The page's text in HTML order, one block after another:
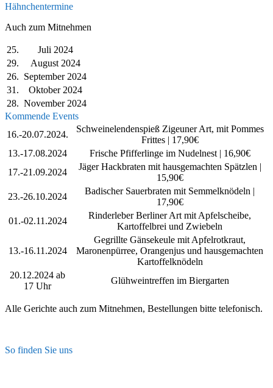
Hähnchentermine
Auch zum Mitnehmen
25.
Juli 2024
29.
August 2024
26. September 2024
31.
Oktober 2024
28. November 2024
Kommende Events
16.-20.07.2024.
Schweinelendenspieß Zigeuner Art, mit Pommes
Frittes | 17,90€
13.-17.08.2024
Frische Pfifferlinge im Nudelnest | 16,90€
17.-21.09.2024
Jäger Hackbraten mit hausgemachten Spätzlen |
15,90€
23.-26.10.2024
Badischer Sauerbraten mit Semmelknödeln |
17,90€
01.-02.11.2024
Rinderleber Berliner Art mit Apfelscheibe,
Kartoffelbrei und Zwiebeln
13.-16.11.2024
Gegrillte Gänsekeule mit Apfelrotkraut,
Maronenpürree, Orangenjus und hausgemachten
Kartoffelknödeln
20.12.2024 ab
17 Uhr
Glühweintreffen im Biergarten
Alle Gerichte auch zum Mitnehmen, Bestellungen bitte telefonisch.
So finden Sie uns